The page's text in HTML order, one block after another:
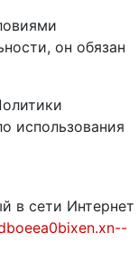
он обязан
использования
в сети Интернет